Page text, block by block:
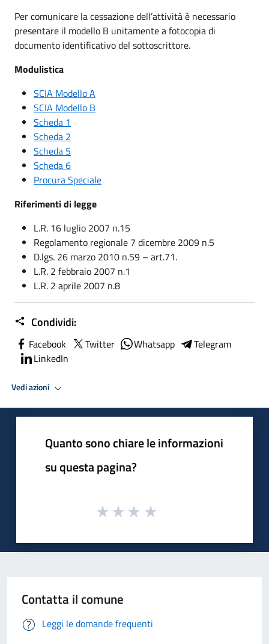
Per comunicare la cessazione dell’attività è necessario
presentare il modello B unitamente a fotocopia di
documento identificativo del sottoscrittore.
Modulistica
SCIA Modello A
SCIA Modello B
Scheda 1
Scheda 2
Scheda 5
Scheda 6
Procura Speciale
Riferimenti di legge
L.R. 16 luglio 2007 n.15
Regolamento regionale 7 dicembre 2009 n.5
D.lgs. 26 marzo 2010 n.59 – art.71.
L.R. 2 febbraio 2007 n.1
L.R. 2 aprile 2007 n.8
Condividi:
Facebook Twitter Whatsapp
Telegram
LinkedIn
Vedi azioni
Quanto sono chiare le informazioni
su questa pagina?
Contatta il comune
Leggi le domande frequenti